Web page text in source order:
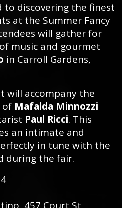
to discovering the finest
at the Summer Fancy
will gather for
music and gourmet
in Carroll Gardens,
will accompany the
of Mafalda Minnozzi
Paul Ricci. This
an intimate and
in tune with the
during the fair.